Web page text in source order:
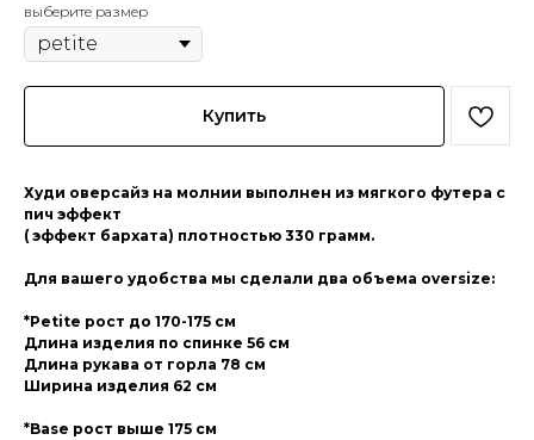
выберите размер
Купить
Худи оверсайз на молнии выполнен из мягкого футера с
пич эффект
( эффект бархата) плотностью 330 грамм.
Для вашего удобства мы сделали два объема oversize:
*Petite рост до 170-175 см
Длина изделия по спинке 56 см
Длина рукава от горла 78 см
Ширина изделия 62 см
*Base рост выше 175 см